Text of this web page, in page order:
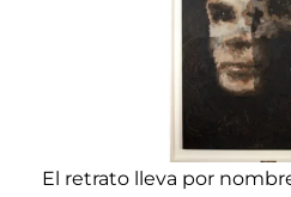
El retrato lleva por